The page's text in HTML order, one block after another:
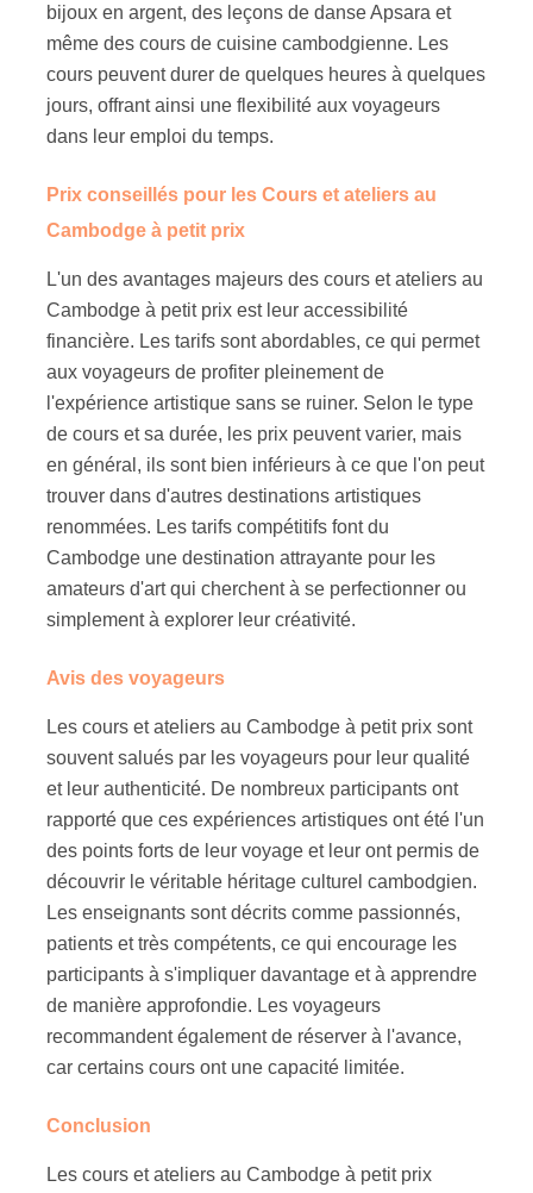
bijoux en argent, des leçons de danse Apsara et
même des cours de cuisine cambodgienne. Les
cours peuvent durer de quelques heures à quelques
jours, offrant ainsi une flexibilité aux voyageurs
dans leur emploi du temps.
Prix conseillés pour les Cours et ateliers au
Cambodge à petit prix
L'un des avantages majeurs des cours et ateliers au
Cambodge à petit prix est leur accessibilité
financière. Les tarifs sont abordables, ce qui permet
aux voyageurs de profiter pleinement de
l'expérience artistique sans se ruiner. Selon le type
de cours et sa durée, les prix peuvent varier, mais
en général, ils sont bien inférieurs à ce que l'on peut
trouver dans d'autres destinations artistiques
renommées. Les tarifs compétitifs font du
Cambodge une destination attrayante pour les
amateurs d'art qui cherchent à se perfectionner ou
simplement à explorer leur créativité.
Avis des voyageurs
Les cours et ateliers au Cambodge à petit prix sont
souvent salués par les voyageurs pour leur qualité
et leur authenticité. De nombreux participants ont
rapporté que ces expériences artistiques ont été l'un
des points forts de leur voyage et leur ont permis de
découvrir le véritable héritage culturel cambodgien.
Les enseignants sont décrits comme passionnés,
patients et très compétents, ce qui encourage les
participants à s'impliquer davantage et à apprendre
de manière approfondie. Les voyageurs
recommandent également de réserver à l'avance,
car certains cours ont une capacité limitée.
Conclusion
Les cours et ateliers au Cambodge à petit prix